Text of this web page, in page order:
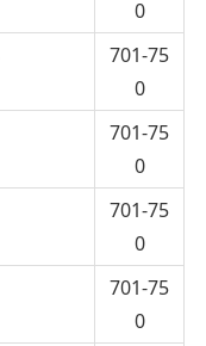
0
701-75
0
701-75
0
701-75
0
701-75
0